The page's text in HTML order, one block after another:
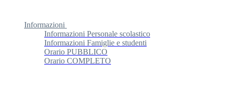
Informazioni
Informazioni Personale scolastico
Informazioni Famiglie e studenti
Orario PUBBLICO
Orario COMPLETO